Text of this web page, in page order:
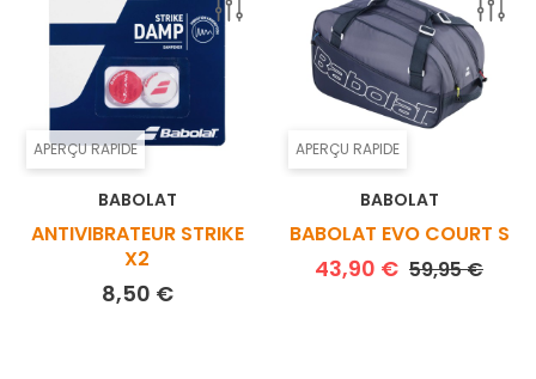
APERÇU RAPIDE
BABOLAT
ANTIVIBRATEUR STRIKE
X2
8,50 €Prix
APERÇU RAPIDE
BABOLAT
BABOLAT EVO COURT S
43,90 € Prix de base
59,95 €Prix